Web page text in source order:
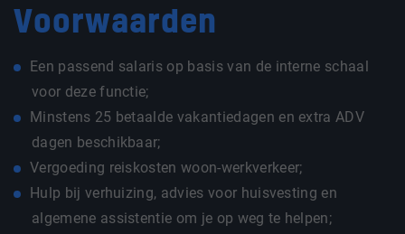
Voorwaarden
Een passend salaris op basis van de interne schaal
voor deze functie;
Minstens 25 betaalde vakantiedagen en extra ADV
dagen beschikbaar;
Vergoeding reiskosten woon-werkverkeer;
Hulp bij verhuizing, advies voor huisvesting en
algemene assistentie om je op weg te helpen;